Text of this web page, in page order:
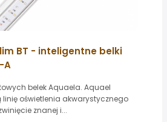
BT - inteligentne belki
A
belek Aquaela. Aquael
linię oświetlenia akwarystycznego
znanej i...